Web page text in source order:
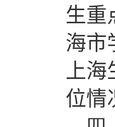
生重
海市
上
位情